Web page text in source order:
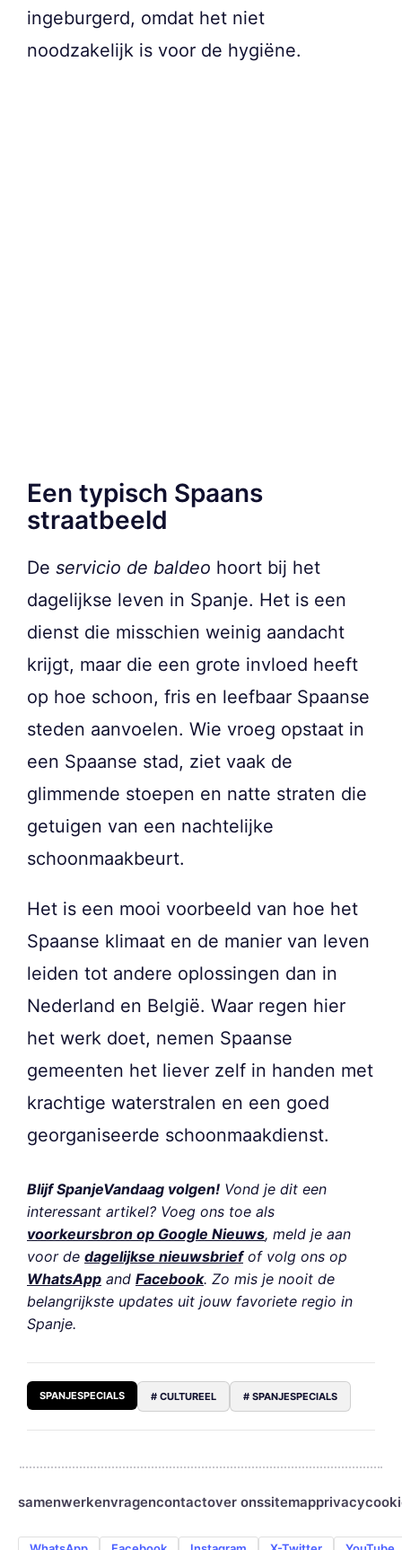
ingeburgerd, omdat het niet
noodzakelijk is voor de hygiëne.
Een typisch Spaans
straatbeeld
De servicio de baldeo hoort bij het
dagelijkse leven in Spanje. Het is een
dienst die misschien weinig aandacht
krijgt, maar die een grote invloed heeft
op hoe schoon, fris en leefbaar Spaanse
steden aanvoelen. Wie vroeg opstaat in
een Spaanse stad, ziet vaak de
glimmende stoepen en natte straten die
getuigen van een nachtelijke
schoonmaakbeurt.
Het is een mooi voorbeeld van hoe het
Spaanse klimaat en de manier van leven
leiden tot andere oplossingen dan in
Nederland en België. Waar regen hier
het werk doet, nemen Spaanse
gemeenten het liever zelf in handen met
krachtige waterstralen en een goed
georganiseerde schoonmaakdienst.
Blijf SpanjeVandaag volgen! Vond je dit een
interessant artikel? Voeg ons toe als
voorkeursbron op Google Nieuws, meld je aan
voor de dagelijkse nieuwsbriefof volg ons op
WhatsApp and Facebook. Zo mis je nooit de
belangrijkste updates uit jouw favoriete regio in
Spanje.
SPANJESPECIALS # CULTUREEL # SPANJESPECIALS
samenwerkenvragencontactover onssitemapprivacy